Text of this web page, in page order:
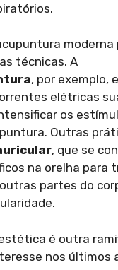
moderna
técnicas. A
, por exemplo,
elétricas
os
Outras
, que se
na orelha para
partes do
é outra
nos últimos